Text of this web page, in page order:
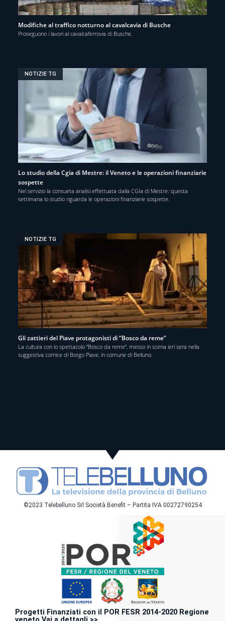
Modifiche al traffico notturno al cavalcavia di Busche
Proseguono i lavori al cavalcaferrovia di Busche.
NOTIZIE TG
Lo studio della Cgia di Mestre: il Veneto e le operazioni finanziarie
sospette
Nel servizio la consueta analisi effettuata dalla CGIa di Mestre: questa
settimana lo studio riguarda le operazioni finanziarie sospette.
NOTIZIE TG
Gli zattieri del Piave protagonisti di “Bosco da reme”
La cultura con lo spettacolo “Bosco da reme”, messo in scena ieri sera nella
suggestiva cornice di Borgo Piave, in comune di Belluno.
©2023 Telebelluno Srl Società Benefit – Partita IVA 00272790254
Progetti Finanziati con il POR FESR 2014-2020 Regione